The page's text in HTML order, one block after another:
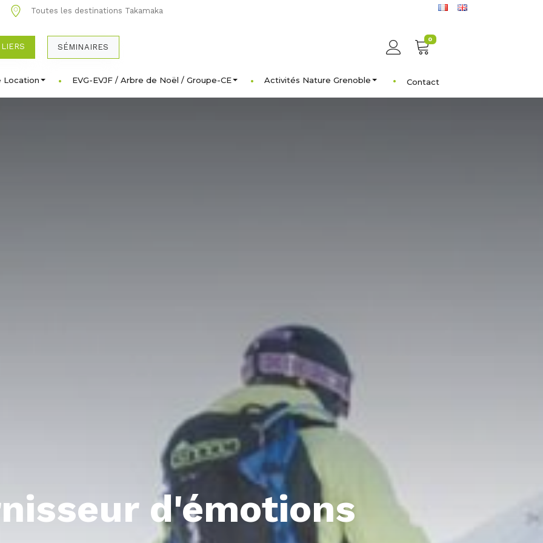
Toutes les destinations Takamaka
SÉMINAIRES
0
Location EVG-EVJF / Arbre de Noël / Groupe-CE Activités Nature Grenoble Contact
d'émotions